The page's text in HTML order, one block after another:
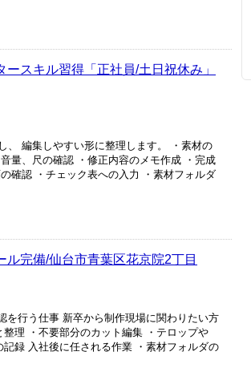
スキル習得「正社員/土日祝休み」
、 編集しやすい形に整理します。 ・素材の
量、尺の確認 ・修正内容のメモ作成 ・完成
確認 ・チェック表への入力 ・素材フォルダ
ル完備/仙台市青葉区花京院2丁目
を行う仕事 新卒から制作現場に関わりたい方
理 ・不要部分のカット編集 ・テロップや
録 入社後に任される作業 ・素材フォルダの